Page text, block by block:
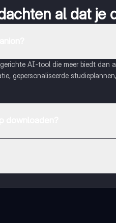
al dat je
AI-tool die meer biedt dan
gepersonaliseerde